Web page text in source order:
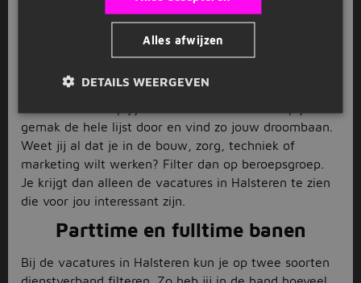
Diverse vacatures in Halsteren
werkgelegenheid. Hierboven staan alle vacatures in
gemak de hele lijst door en vind zo jouw droombaan.
Weet jij al dat je in de bouw, zorg, techniek of
marketing wilt werken? Filter dan op beroepsgroep.
Je krijgt dan alleen de vacatures in Halsteren te zien
die voor jou interessant zijn.
Parttime en fulltime banen
Bij de vacatures in Halsteren kun je op twee soorten
Alles afwijzen
DETAILS WEERGEVEN